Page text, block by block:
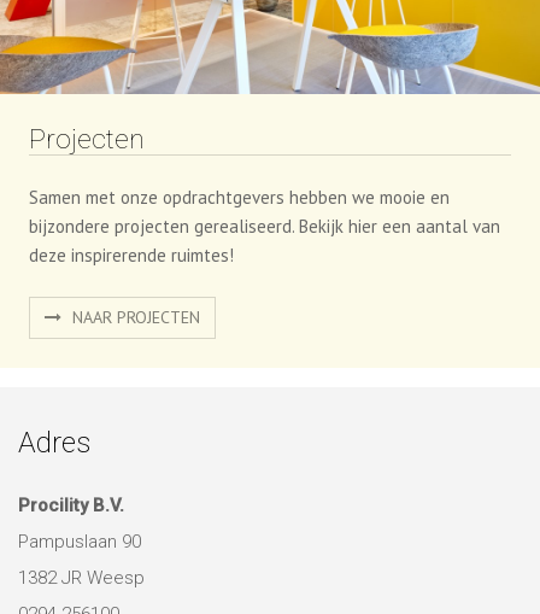
bijzondere projecten gerealiseerd. Bekijk hier een aantal van
deze inspirerende ruimtes!
Adres
Procility B.V.
Pampuslaan 90
info@procility.nl
Over Ons
Over Procility